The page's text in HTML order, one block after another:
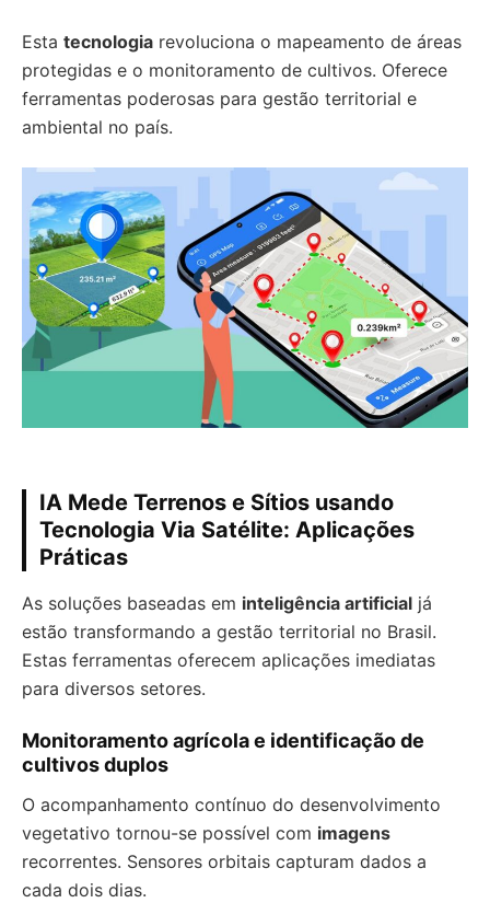
Esta tecnologia revoluciona o mapeamento de áreas
protegidas e o monitoramento de cultivos. Oferece
ferramentas poderosas para gestão territorial e
ambiental no país.
IA Mede Terrenos e Sítios usando
Tecnologia Via Satélite: Aplicações
Práticas
As soluções baseadas em inteligência artificial já
estão transformando a gestão territorial no Brasil.
Estas ferramentas oferecem aplicações imediatas
para diversos setores.
Monitoramento agrícola e identificação de
cultivos duplos
O acompanhamento contínuo do desenvolvimento
vegetativo tornou-se possível com imagens
recorrentes. Sensores orbitais capturam dados a
cada dois dias.